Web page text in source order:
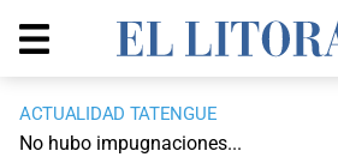
ACTUALIDAD TATENGUE
No hubo impugnaciones...